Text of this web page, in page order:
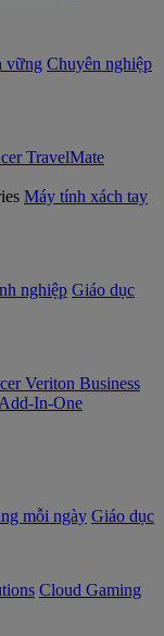
vững Chuyên nghiệp
TravelMate
Máy tính xách tay
nghiệp Giáo dục
Veriton Business
Add-In-One
mỗi ngày Giáo dục
Cloud Gaming